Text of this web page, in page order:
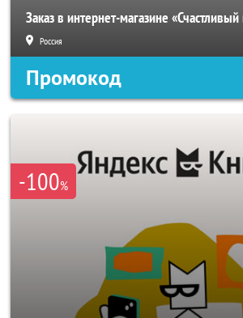
Заказ в интернет-магазине «Счастливый
Россия
Промокод
-100%